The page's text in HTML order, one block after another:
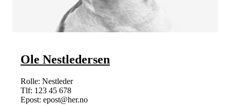
Ole Nestledersen
Rolle: Nestleder
Tlf: 123 45 678
Epost: epost@her.no